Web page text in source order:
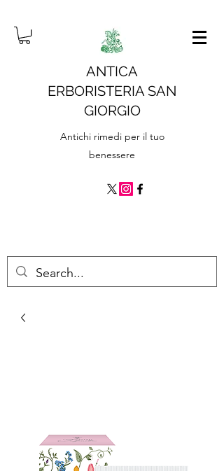
ANTICA
ERBORISTERIA SAN
GIORGIO
Antichi rimedi per il tuo
benessere